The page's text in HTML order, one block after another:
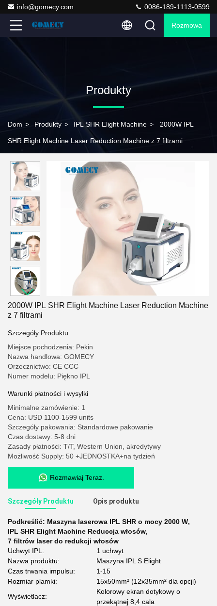
info@gomecy.com 0086-189-1113-0599
Rozmowa
Produkty
Dom > Produkty > IPL SHR Elight Machine > 2000W IPL
SHR Elight Machine Laser Reduction Machine z 7 filtrami
2000W IPL SHR Elight Machine Laser Reduction Machine
z 7 filtrami
Szczegóły Produktu
Miejsce pochodzenia: Pekin
Nazwa handlowa: GOMECY
Orzecznictwo: CE CCC
Numer modelu: Piękno IPL
Warunki płatności i wysyłki
Minimalne zamówienie: 1
Cena: USD 1100-1599 units
Szczegóły pakowania: Standardowe pakowanie
Czas dostawy: 5-8 dni
Zasady płatności: T/T, Western Union, akredytywy
Możliwość Supply: 50 +JEDNOSTKA+na tydzień
Rozmawiaj Teraz.
Szczegóły Produktu Opis produktu
Podkreślić: Maszyna laserowa IPL SHR o mocy 2000 W,
IPL SHR Elight Machine Reduccja włosów,
7 filtrów laser do redukcji włosów
Uchwyt IPL:
1 uchwyt
Nazwa produktu:
Maszyna IPL S Elight
Czas trwania impulsu:
1-15
Rozmiar plamki:
15x50mm² (12x35mm² dla opcji)
Wyświetlacz:
Kolorowy ekran dotykowy o
przekątnej 8,4 cala